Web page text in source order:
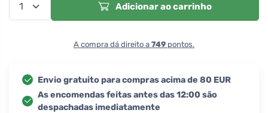
Adicionar ao carrinho
A compra dá direito a 749 pontos.
Envio gratuito para compras acima de 80 EUR
As encomendas feitas antes das 12:00 são
despachadas imediatamente